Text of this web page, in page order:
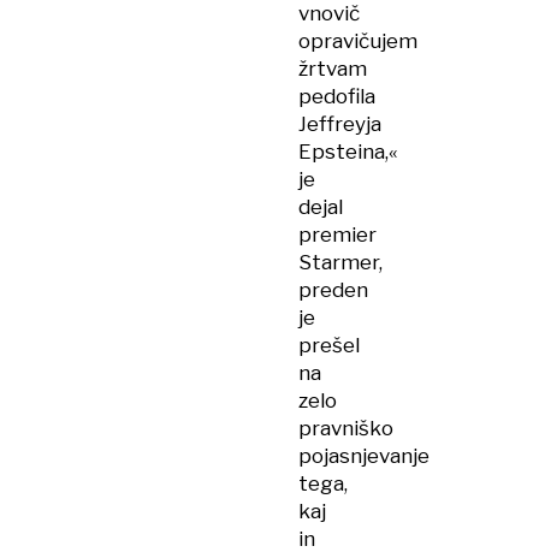
vnovič
opravičujem
žrtvam
pedofila
Jeffreyja
Epsteina,«
je
dejal
premier
Starmer,
preden
je
prešel
na
zelo
pravniško
pojasnjevanje
tega,
kaj
in